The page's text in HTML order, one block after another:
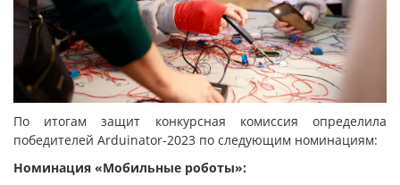
По итогам защит конкурсная комиссия определила
победителей Arduinator-2023 по следующим номинациям:
Номинация «Мобильные роботы»: